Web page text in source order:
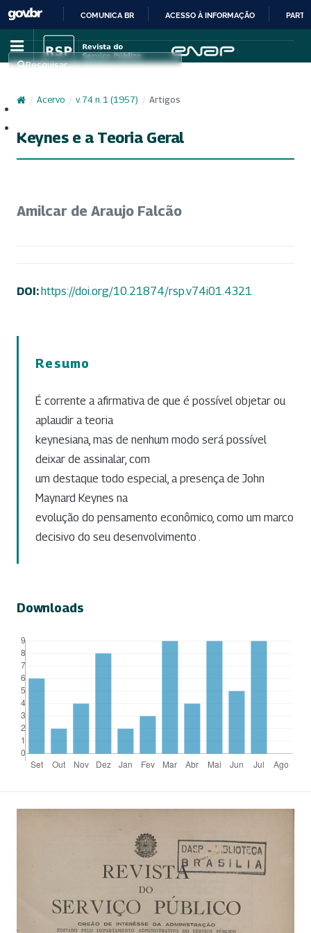
IR
PARA
CONTEÚDO
COMUNICA BR ACESSO À INFORMAÇÃO
Pesquisar
/ Acervo / v. 74 n. 1 (1957) / Artigos
Keynes e a Teoria Geral
Amilcar de Araujo Falcão
DOI:https://doi.org/10.21874/rsp.v74i01.4321
Resumo
É corrente a afirmativa de que é possível objetar ou
aplaudir a teoria
keynesiana, mas de nenhum modo será possível
deixar de assinalar, com
um destaque todo especial, a presença de John
Maynard Keynes na
evolução do pensamento econômico, como um marco
decisivo do seu desenvolvimento .
Downloads